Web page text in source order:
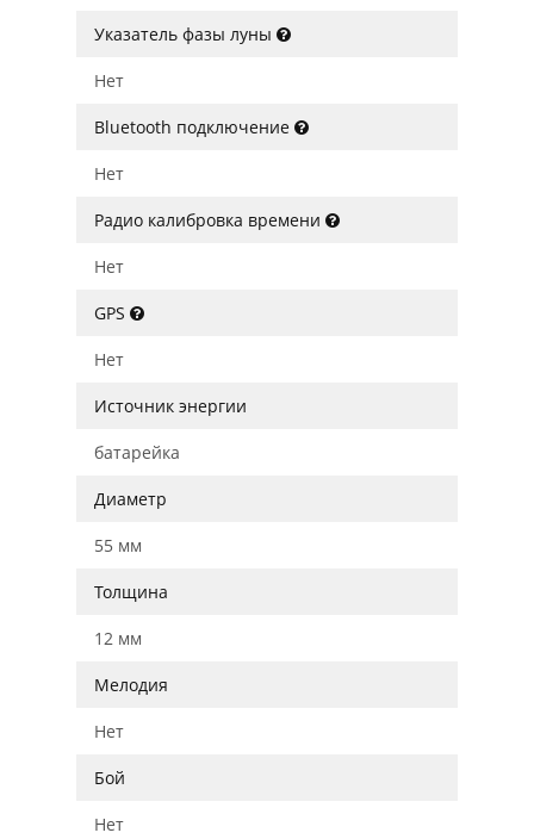
Указатель фазы луны
Нет
Bluetooth подключение
Нет
Радио калибровка времени
Нет
GPS
Нет
Источник энергии
батарейка
Диаметр
55 мм
Толщина
12 мм
Мелодия
Нет
Бой
Нет